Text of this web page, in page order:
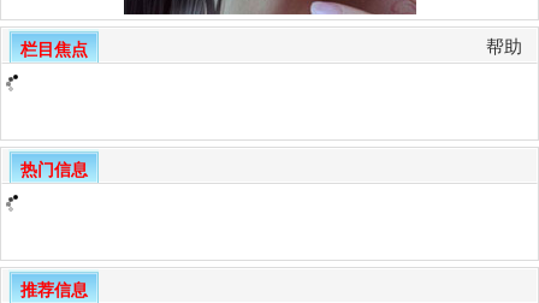
栏目焦点 帮助
热门信息
推荐信息